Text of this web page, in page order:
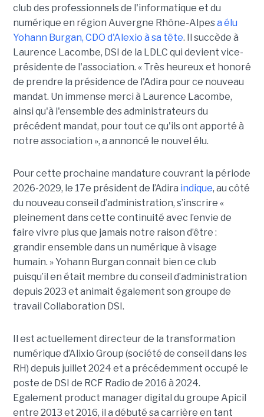
club des professionnels de l'informatique et du
numérique en région Auvergne Rhône-Alpesa élu
Yohann Burgan, CDO d'Alexio à sa tête. Il succède à
Laurence Lacombe, DSI de la LDLC qui devient vice-
présidente de l'association. « Très heureux et honoré
de prendre la présidence de l'Adira pour ce nouveau
mandat. Un immense merci à Laurence Lacombe,
ainsi qu'à l'ensemble des administrateurs du
précédent mandat, pour tout ce qu'ils ont apporté à
notre association », a annoncé le nouvel élu.
Pour cette prochaine mandature couvrant la période
2026-2029, le 17e président de l’Adira indique, au côté
du nouveau conseil d’administration, s’inscrire «
pleinement dans cette continuité avec l’envie de
faire vivre plus que jamais notre raison d’être :
grandir ensemble dans un numérique à visage
humain. »Yohann Burgan connait bien ce club
puisqu’il en était membre du conseil d’administration
depuis 2023 et animait également son groupe de
travail Collaboration DSI.
Il est actuellement directeur de la transformation
numérique d’Alixio Group (société de conseil dans les
RH) depuis juillet 2024 et a précédemment occupé le
poste de DSI de RCF Radio de 2016 à 2024.
Egalement product manager digital du groupe Apicil
entre 2013 et 2016, il a débuté sa carrière en tant